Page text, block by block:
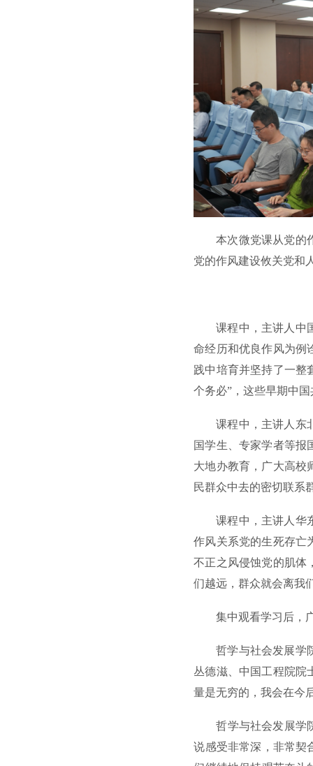
本次微党课从党的
党的作风建设攸关党和
课程中，主讲人中
命经历和优良作风为例
践中培育并坚持了一整
个务必”，这些早期中
课程中，主讲人东
国学生、专家学者等报
大地办教育，广大高校
民群众中去的密切联系
课程中，主讲人华
作风关系党的生死存亡
不正之风侵蚀党的肌体
们越远，群众就会离我
集中观看学习后，
哲学与社会发展学
丛德滋、中国工程院院
量是无穷的，我会在今
哲学与社会发展学
说感受非常深，非常契